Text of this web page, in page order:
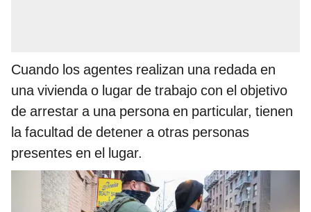
Cuando los agentes realizan una redada en
una vivienda o lugar de trabajo con el objetivo
de arrestar a una persona en particular, tienen
la facultad de detener a otras personas
presentes en el lugar.